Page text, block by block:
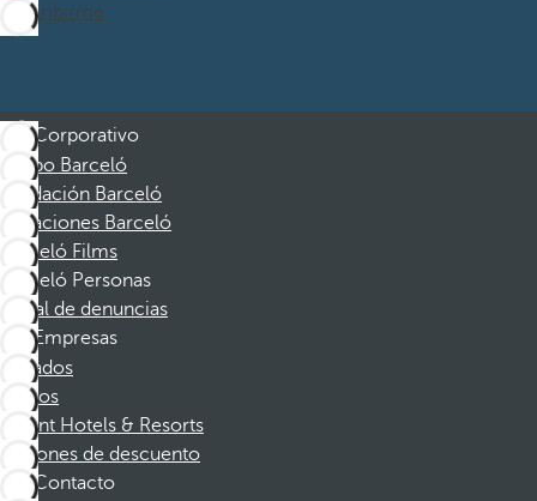
Suscribirme
Corporativo
Grupo Barceló
Fundación Barceló
Vacaciones Barceló
Barceló Films
Barceló Personas
Canal de denuncias
Empresas
Afiliados
Socios
Dorint Hotels & Resorts
Cupones de descuento
Contacto